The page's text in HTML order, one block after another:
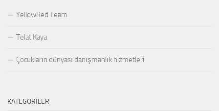
YellowRed Team
Telat Kaya
Çocukların dünyası danışmanlık hizmetleri
KATEGORILER